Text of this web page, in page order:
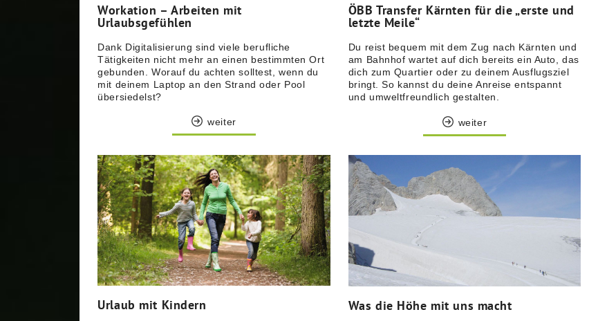
Workation – Arbeiten mit
Urlaubsgefühlen
Dank Digitalisierung sind viele berufliche
Tätigkeiten nicht mehr an einen bestimmten Ort
gebunden. Worauf du achten solltest, wenn du
mit deinem Laptop an den Strand oder Pool
übersiedelst?
weiter
Urlaub mit Kindern
ÖBB Transfer Kärnten für die „erste und
letzte Meile“
Du reist bequem mit dem Zug nach Kärnten und
am Bahnhof wartet auf dich bereits ein Auto, das
dich zum Quartier oder zu deinem Ausflugsziel
bringt. So kannst du deine Anreise entspannt
und umweltfreundlich gestalten.
weiter
Was die Höhe mit uns macht